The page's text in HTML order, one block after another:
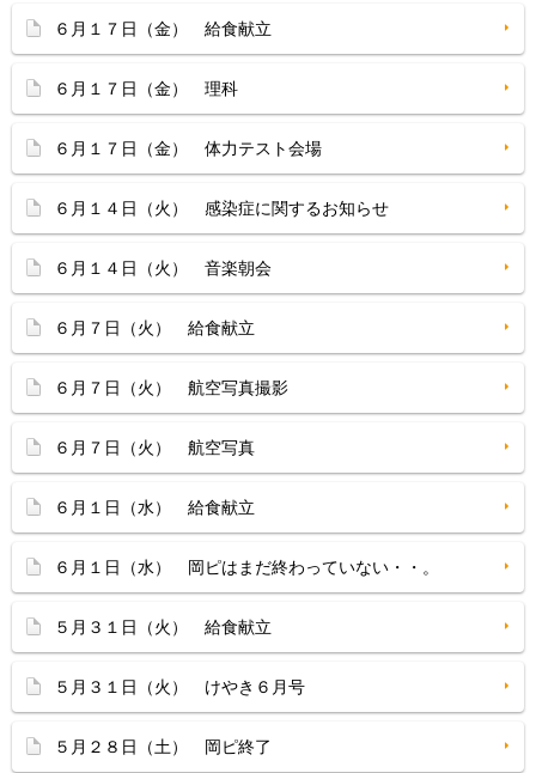
６月１７日（金） 給食献立
６月１７日（金） 理科
６月１７日（金） 体力テスト会場
６月１４日（火） 感染症に関するお知らせ
６月１４日（火） 音楽朝会
６月７日（火） 給食献立
６月７日（火） 航空写真撮影
６月７日（火） 航空写真
６月１日（水） 給食献立
６月１日（水） 岡ピはまだ終わっていない・・。
５月３１日（火） 給食献立
５月３１日（火） けやき６月号
５月２８日（土） 岡ピ終了